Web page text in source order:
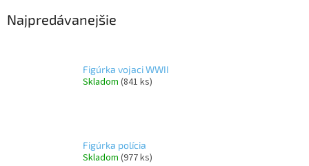
Najpredávanejšie
Figúrka vojaci WWII
Skladom (841 ks)
Figúrka polícia
Skladom (977 ks)